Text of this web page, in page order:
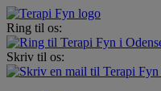
Ring til os:
Skriv til os: